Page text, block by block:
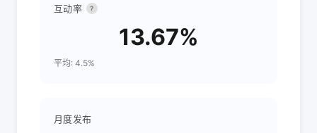
互动率 ?
13.67%
平均: 4.5%
月度发布